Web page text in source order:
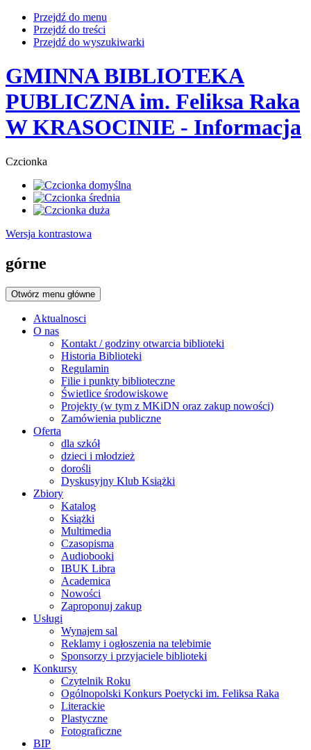
Przejdź do menu
Przejdź do treści
Przejdź do wyszukiwarki
GMINNA BIBLIOTEKA
PUBLICZNA im. Feliksa Raka
W KRASOCINIE - Informacja
Czcionka
Wersja kontrastowa
górne
Otwórz menu główne
Aktualnosci
O nas
Kontakt / godziny otwarcia biblioteki
Historia Biblioteki
Regulamin
Filie i punkty biblioteczne
Świetlice środowiskowe
Projekty (w tym z MKiDN oraz zakup nowości)
Zamówienia publiczne
Oferta
dla szkół
dzieci i młodzież
dorośli
Dyskusyjny Klub Książki
Zbiory
Katalog
Książki
Multimedia
Czasopisma
Audiobooki
IBUK Libra
Academica
Nowości
Zaproponuj zakup
Usługi
Wynajem sal
Reklamy i ogłoszenia na telebimie
Sponsorzy i przyjaciele biblioteki
Konkursy
Czytelnik Roku
Ogólnopolski Konkurs Poetycki im. Feliksa Raka
Literackie
Plastyczne
Fotograficzne
BIP